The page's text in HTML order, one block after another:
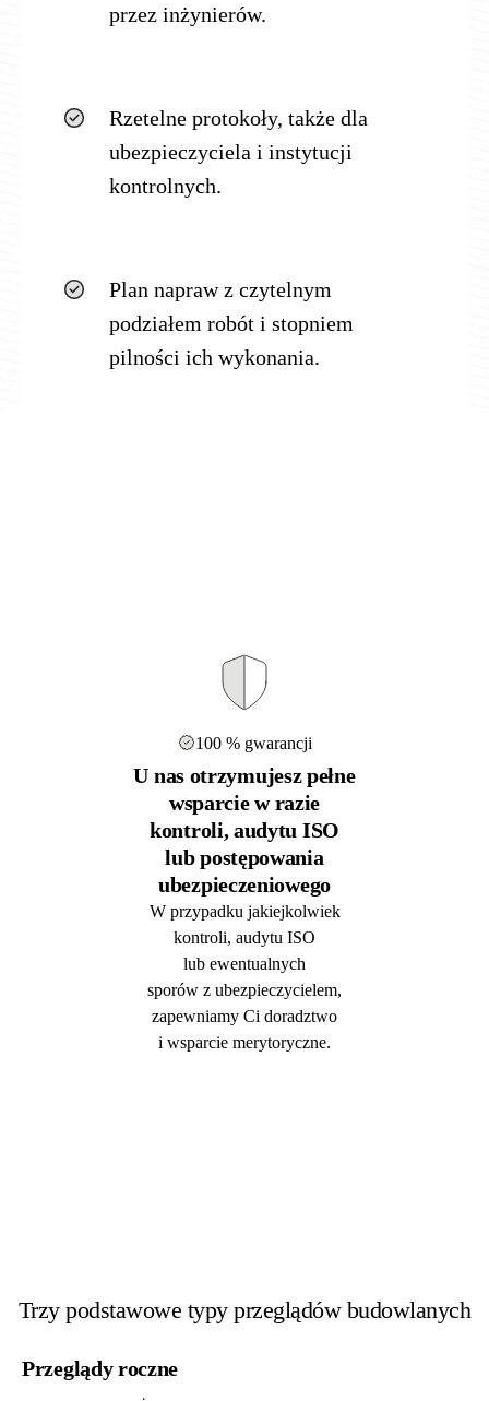
przez inżynierów.
Rzetelne protokoły, także dla
ubezpieczyciela i instytucji
kontrolnych.
Plan napraw z czytelnym
podziałem robót i stopniem
pilności ich wykonania.
100 % gwarancji
U nas otrzymujesz pełne
wsparcie w razie
kontroli, audytu ISO
lub postępowania
ubezpieczeniowego
W przypadku jakiejkolwiek
kontroli, audytu ISO
lub ewentualnych
sporów z ubezpieczycielem,
zapewniamy Ci doradztwo
i wsparcie merytoryczne.
Trzy podstawowe typy przeglądów budowlanych
Przeglądy roczne